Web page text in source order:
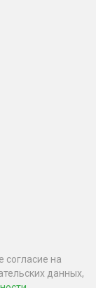
согласие на
данных,